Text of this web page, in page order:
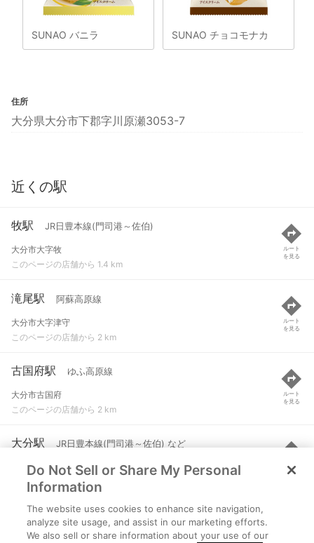
SUNAO バニラ SUNAO チョコモナカ
住所
大分県大分市下郡字川原瀬3053-7
近くの駅
牧駅 JR日豊本線(門司港～佐伯)
大分市大字牧
このページの店舗から 1.4 km
ルート
を見る
滝尾駅 阿蘇高原線
大分市大字津守
このページの店舗から 2 km
ルート
を見る
古国府駅 ゆふ高原線
大分市古国府
このページの店舗から 2 km
ルート
を見る
大分駅 JR日豊本線(門司港～佐伯) など
大分市要町
このページの店舗から 2.2 km
ルート
を見る
高城駅 JR日豊本線(門司港～佐伯)
大分市高城新町
Do Not Sell or Share My Personal
Information
The website uses cookies to enhance site navigation,
analyze site usage, and assist in our marketing efforts.
We also sell or share information about your use of our